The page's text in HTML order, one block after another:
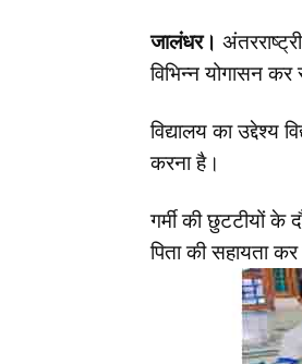
जालंधर।
विभिन्न योगासन
विद्यालय का उद्देश्य
करना है।
गर्मी की छुटटीयों
पिता की सहायता